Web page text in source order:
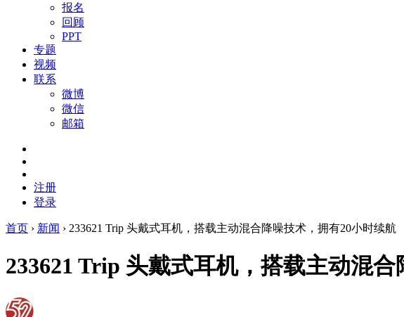
报名
回顾
PPT
专题
视频
联系
微博
微信
邮箱
注册
登录
首页 › 新闻 › 233621 Trip 头戴式耳机，搭载主动混合降噪技术，拥有20小时续航
233621 Trip 头戴式耳机，搭载主动混